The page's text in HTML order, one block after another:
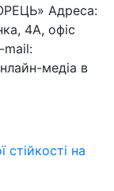
Адреса:
4А, офіс
mail:
медіа в
стійкості на